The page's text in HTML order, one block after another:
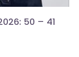
50 – 41